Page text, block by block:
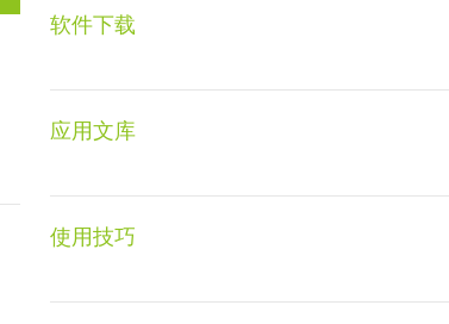
软件下载
应用文库
使用技巧